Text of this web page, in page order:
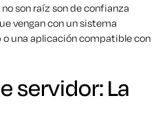
son raíz son de confianza
vengan con un sistema
una aplicación compatible con
servidor: La